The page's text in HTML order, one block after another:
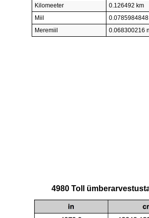
Kilomeeter
0.126492 km
Miil
0.0785984848
Meremiil
0.068300216
4980 Toll